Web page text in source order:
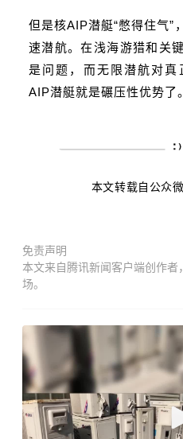
但是核AIP潜艇“憋得住气”
速潜航。在浅海游猎和关
是问题，而无限潜航对
AIP潜艇就是碾压性优势了。
本文转载自公众
免责声明
本文来自腾讯新闻客户端创作
场。